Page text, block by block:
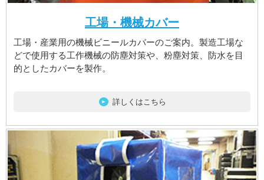
工場・機械カバー
工場・産業用の機械ビニールカバーのご案内。製造工場な
どで使用する工作機械の防塵対策や、粉塵対策、防水を目
的としたカバーを製作。
詳しくはこちら